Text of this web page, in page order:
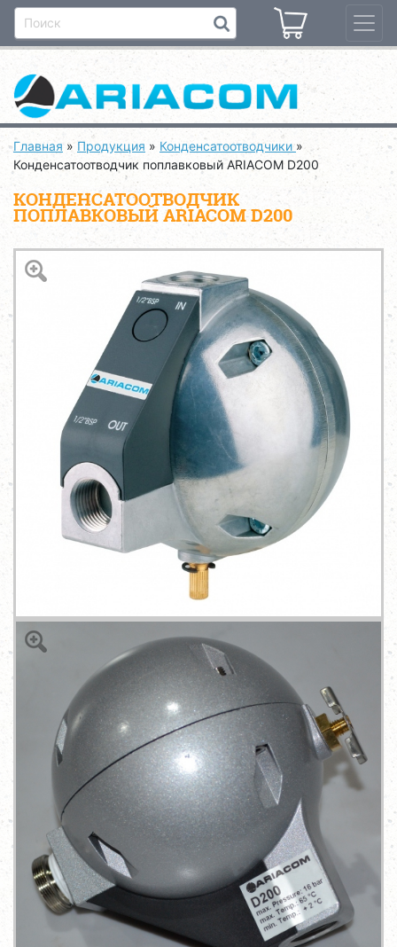
Главная » Продукция » Конденсатоотводчики »
Конденсатоотводчик поплавковый ARIACOM D200
КОНДЕНСАТООТВОДЧИК
ПОПЛАВКОВЫЙ ARIACOM D200